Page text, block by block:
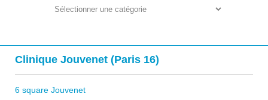
Catégories
Clinique Jouvenet (Paris 16)
6 square Jouvenet